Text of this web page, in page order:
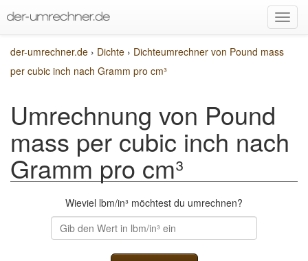
der-umrechner.de › Dichte › Dichteumrechner von Pound mass
per cubic inch nach Gramm pro cm³
Umrechnung von Pound
mass per cubic inch nach
Gramm pro cm³
Wieviel lbm/in³ möchtest du umrechnen?